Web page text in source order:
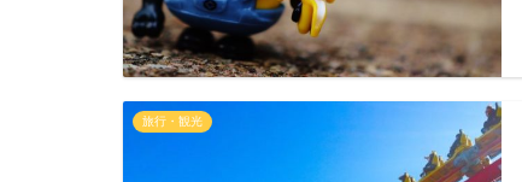
旅行・観光